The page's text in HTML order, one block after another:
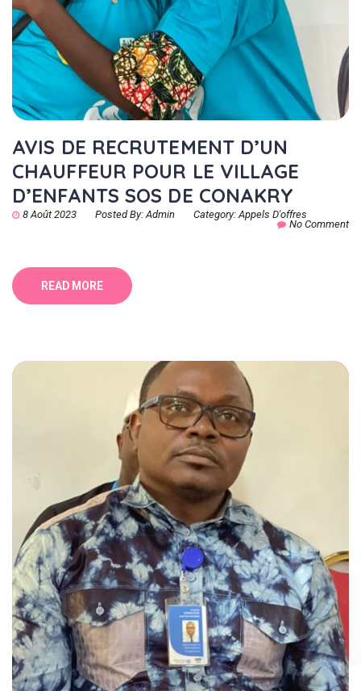
AVIS DE RECRUTEMENT D’UN
CHAUFFEUR POUR LE VILLAGE
D’ENFANTS SOS DE CONAKRY
8 Août 2023 Posted By: Admin Category: Appels D'offres
No Comment
READ MORE